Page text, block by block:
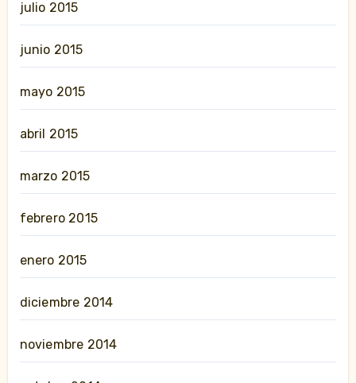
julio 2015
junio 2015
mayo 2015
abril 2015
marzo 2015
febrero 2015
enero 2015
diciembre 2014
noviembre 2014